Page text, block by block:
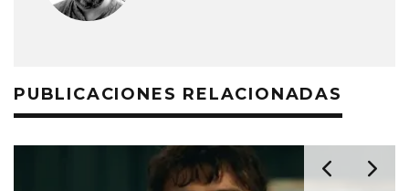
PUBLICACIONES RELACIONADAS